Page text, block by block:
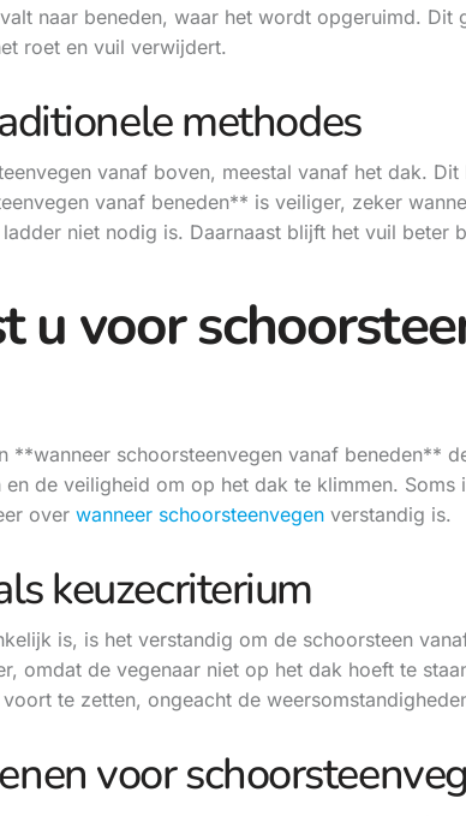
naar beneden, waar het wordt opgeruimd.
roet en vuil verwijdert.
methodes
vanaf boven, meestal vanaf het dak.
vanaf beneden** is veiliger, zeker
niet nodig is. Daarnaast blijft het vuil beter
u voor
**wanneer schoorsteenvegen vanaf beneden**
de veiligheid om op het dak te klimmen.
over wanneer schoorsteenvegen verstandig is.
keuzecriterium
is, is het verstandig om de schoorsteen
omdat de vegenaar niet op het dak hoeft te
te zetten, ongeacht de
voor